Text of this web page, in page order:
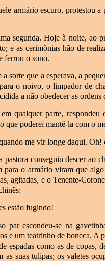
armário escuro, protestou a
segunda. Hoje à noite, ao
e as cerimônias hão de
ferrou o sono.
sorte que a esperava, a
o noivo, o limpador de
a não obedecer as ordens
qualquer parte, respondeu
que poderei mantê-la com o
me vir longe daqui. Oh!
conseguiu descer ao
para o armário viram que
agitadas, e o Tenente-
estão fugindo!
par escondeu-se na
e um teatrinho de boneca. A
espadas como as de copas,
as suas tulipas; os valetes